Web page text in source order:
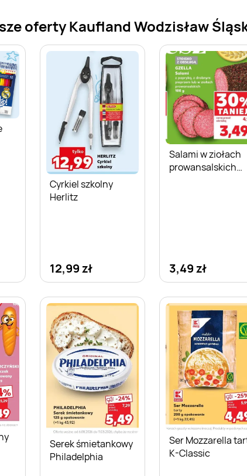
oferty Kaufland Wodzisław
Cyrkiel szkolny
Herlitz
12,99 zł
Salami w ziołach
prowansalskich
3,49 zł
Serek śmietankowy
Philadelphia
Ser Mozzarella
K-Classic